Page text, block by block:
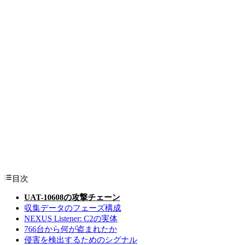
目次
UAT-10608の攻撃チェーン
収集データのフェーズ構成
NEXUS Listener: C2の実体
766台から何が盗まれたか
侵害を検出するためのシグナル